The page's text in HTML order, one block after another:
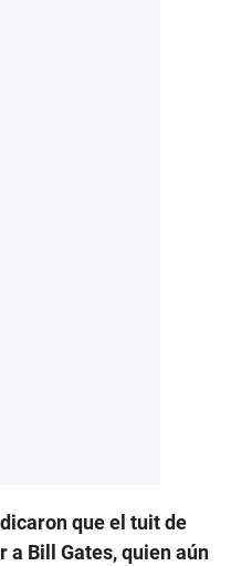
que el tuit de
Bill Gates, quien aún